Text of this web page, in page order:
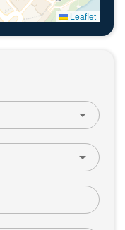
Leaflet
arrow_drop_down
arrow_drop_down